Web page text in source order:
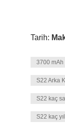
Tarih:
3700 mAh
S22 Arka
S22 kaç
S22 kaç